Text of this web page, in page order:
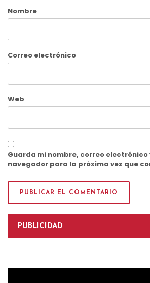
Nombre
Correo electrónico
Web
Guarda mi nombre, correo electrónico
navegador para la próxima vez que
PUBLICIDAD